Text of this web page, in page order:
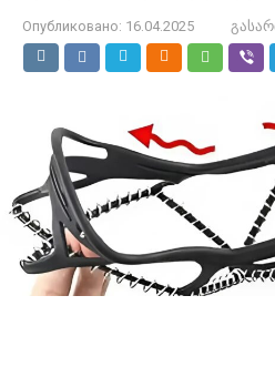
Опубликовано: 16.04.2025